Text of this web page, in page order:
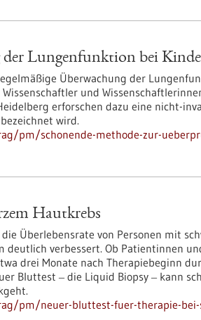
Lungenfunktion bei
Überwachung der
und
erforschen dazu eine nicht-
wird.
pm/schonende-methode-zur-
Hautkrebs
Überlebensrate von Personen mit
verbessert. Ob Patientinnen
drei Monate nach Therapiebeginn
Bluttest ‒ die Liquid Biopsy ‒ kann
pm/neuer-bluttest-fuer-therapie-bei-